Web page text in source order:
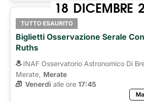
18 DICEMBRE
TUTTO ESAURITO
Biglietti Osservazione Serale
Ruths
INAF Osservatorio Astronomico Di
Merate, Merate
Venerdì alle ore 17:45